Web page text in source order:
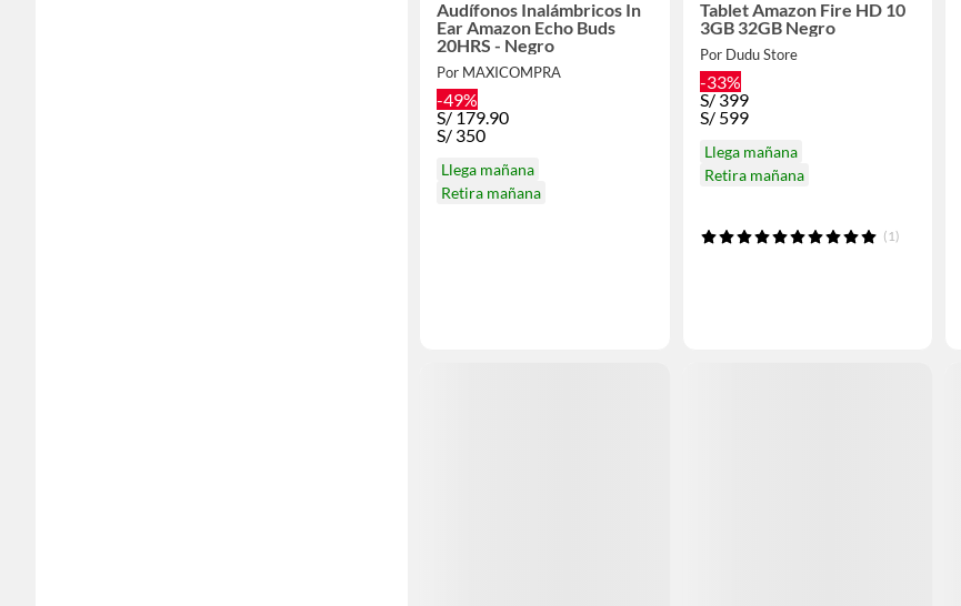
Audífonos Inalámbricos In
Ear Amazon Echo Buds
20HRS - Negro
Por MAXICOMPRA
-49%
S/ 179.90
S/ 350
Llega mañana
Retira mañana
Tablet Amazon Fire HD 10
3GB 32GB Negro
Por Dudu Store
-33%
S/ 399
S/ 599
Llega mañana
Retira mañana
(1)